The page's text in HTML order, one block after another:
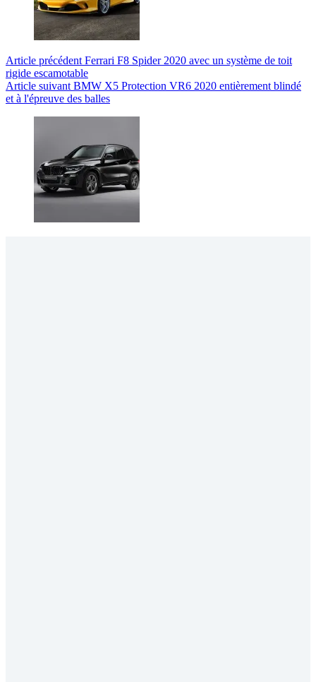
Article précédent Ferrari F8 Spider 2020 avec un système de toit
rigide escamotable
Article suivant BMW X5 Protection VR6 2020 entièrement blindé
et à l'épreuve des balles